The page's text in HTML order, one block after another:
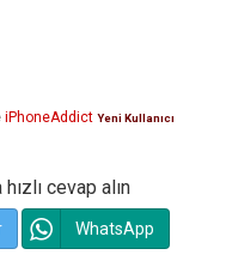
iPhoneAddict Yeni Kullanıcı
cevap alın
WhatsApp